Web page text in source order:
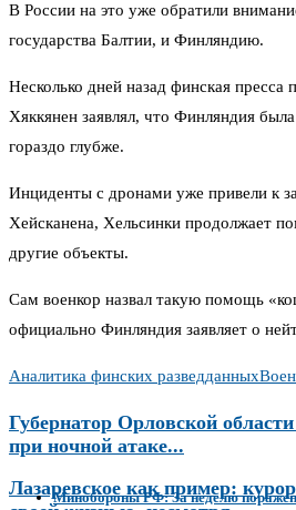
В России на это уже обратили
государства Балтии, и Финляндию.
Несколько дней назад финская
Хяккянен заявлял, что Финляндия
гораздо глубже.
Инциденты с дронами уже привели к
Хейсканена, Хельсинки продолжает
другие объекты.
Сам военкор назвал такую помощь
официально Финляндия заявляет о
Аналитика финских разведданных
Губернатор Орловской
при ночной атаке...
Лазаревское как пример:
Минобороны РФ: За неделю